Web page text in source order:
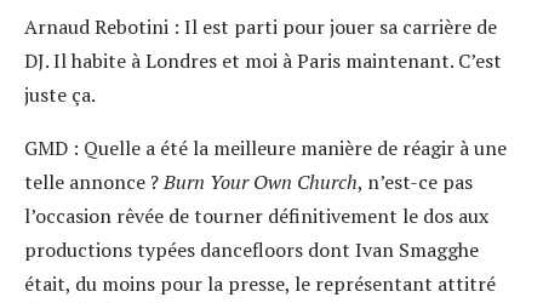
Arnaud Rebotini : Il est parti pour jouer sa carrière de
DJ. Il habite à Londres et moi à Paris maintenant. C’est
juste ça.
GMD : Quelle a été la meilleure manière de réagir à une
telle annonce ?Burn Your Own Church, n’est-ce pas
l’occasion rêvée de tourner définitivement le dos aux
productions typées dancefloors dont Ivan Smagghe
était, du moins pour la presse, le représentant attitré